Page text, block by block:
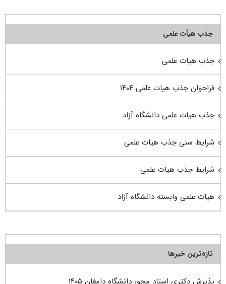
جذب هیأت علمی
جذب هیات علمی
فراخوان جذب هیات علمی ۱۴۰۴
جذب هیات علمی دانشگاه آزاد
شرایط سنی جذب هیات علمی
شرایط جذب هیات علمی
هیات علمی وابسته دانشگاه آزاد
تازه‌ترین خبرها
پذیرش دکتری استاد محور دانشگاه دامغان ۱۴۰۵